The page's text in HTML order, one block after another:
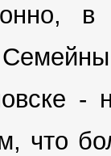
в
-
что